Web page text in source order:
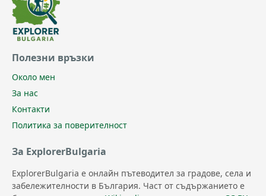
Полезни връзки
Около мен
За нас
Контакти
Политика за поверителност
За ExplorerBulgaria
ExplorerBulgaria е онлайн пътеводител за градове, села и
забележителности в България. Част от съдържанието е